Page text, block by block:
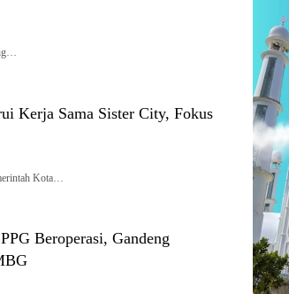
Kerja Sama Sister City, Fokus
Kota…
Beroperasi, Gandeng